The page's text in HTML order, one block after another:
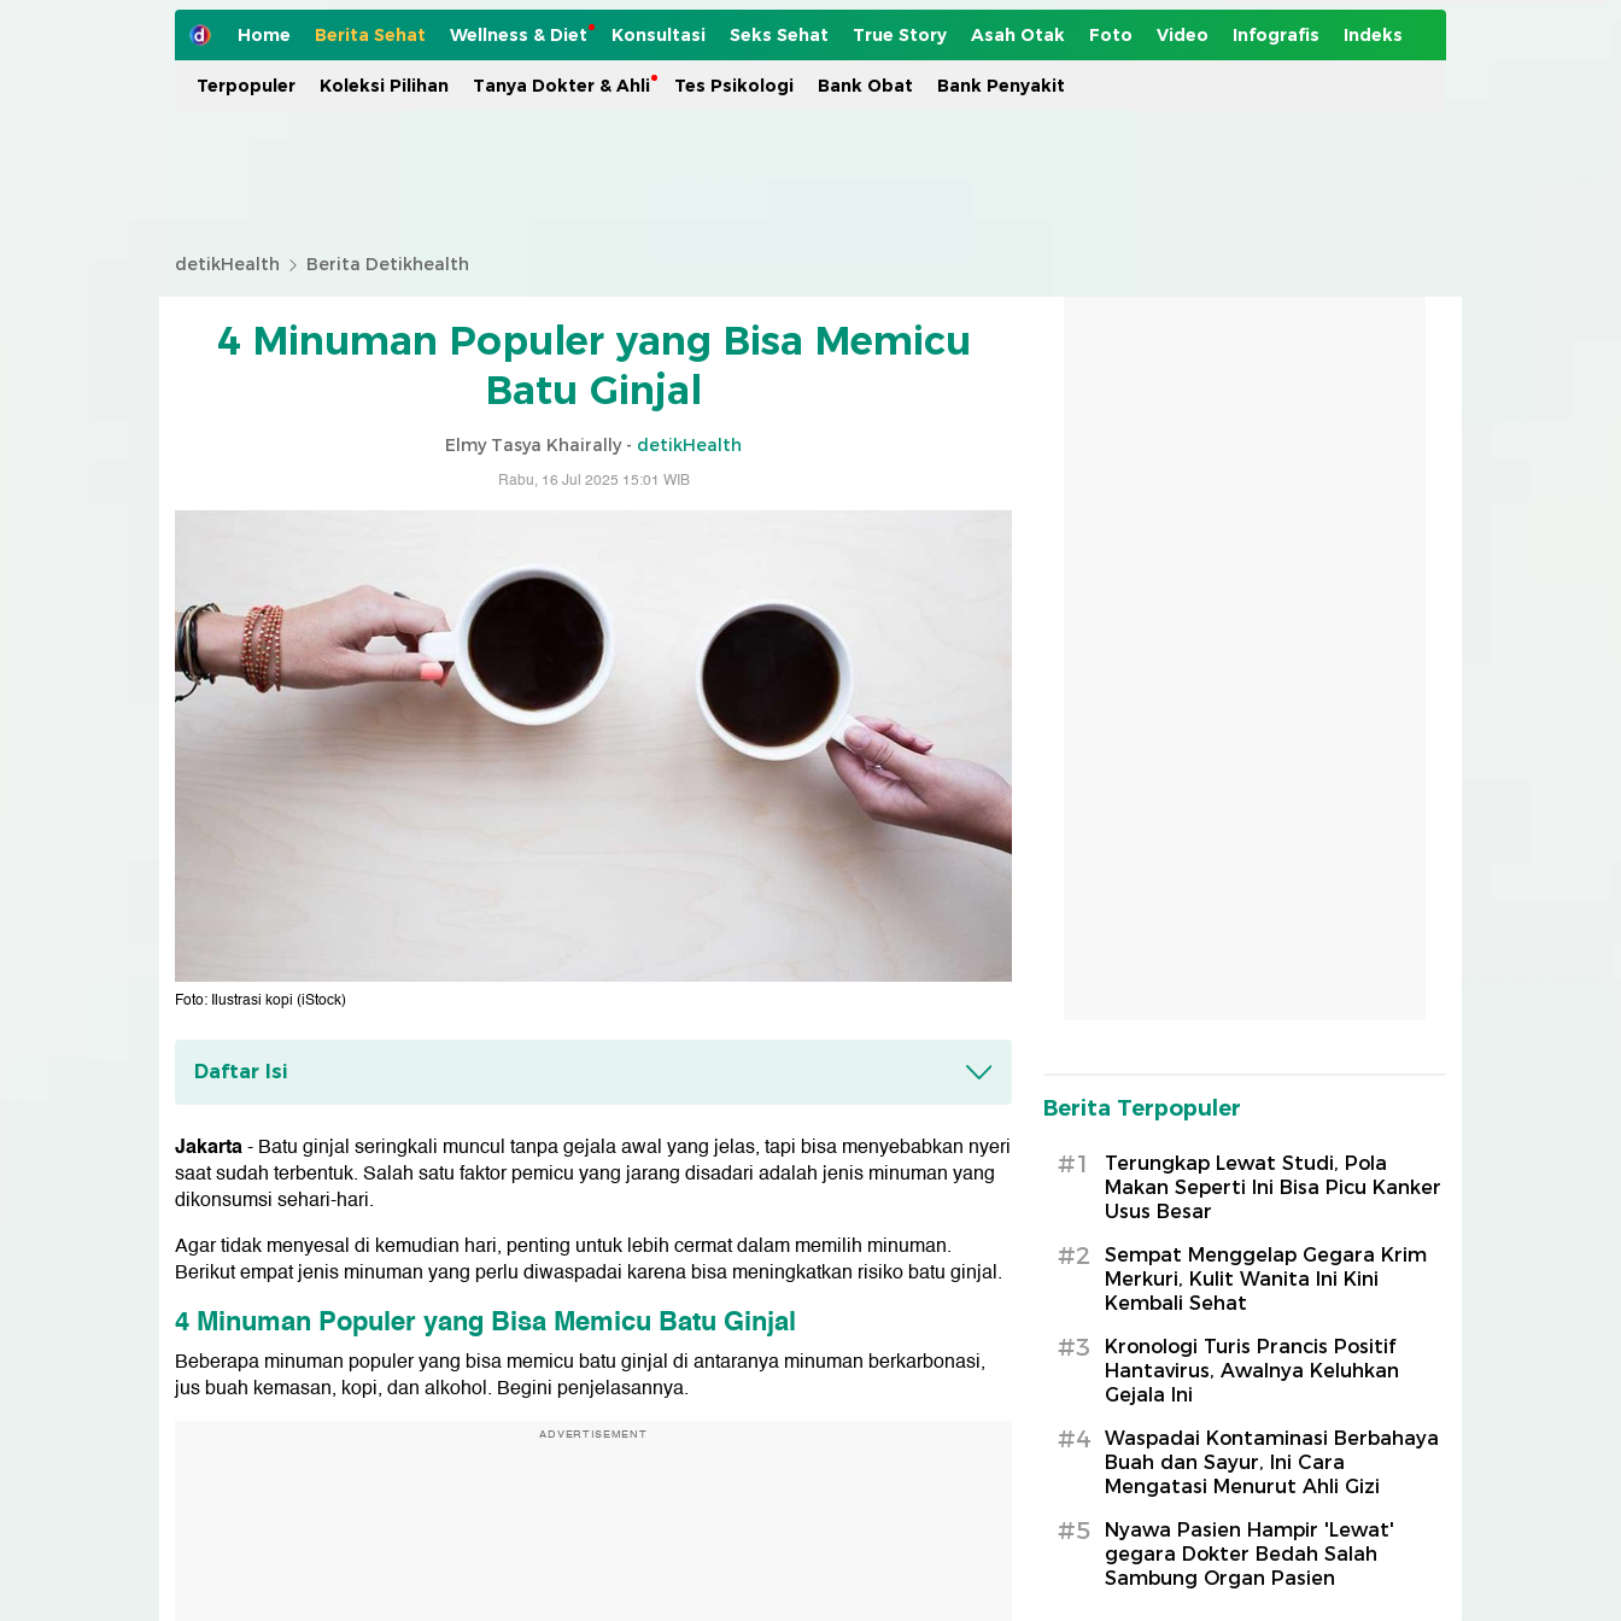
Home Berita Sehat Wellness & Diet Konsultasi Seks Sehat True Story Asah Otak Foto Video Infografis Indeks
Terpopuler Koleksi Pilihan Tanya Dokter & Ahli Tes Psikologi Bank Obat Bank Penyakit
detikHealth Berita Detikhealth
4 Minuman Populer yang Bisa Memicu
Batu Ginjal
Elmy Tasya Khairally - detikHealth
Rabu, 16 Jul 2025 15:01 WIB
Foto: Ilustrasi kopi (iStock)
Daftar Isi
4 Minuman Populer yang Bisa Memicu Batu Ginjal
1. Minuman Berkarbonasi
2. Jus Buah Kemasan
3. Kopi
4. Alkohol
Cara Mencegah Batu Ginjal
1. Minum Cukup Air Putih
3. Konsumsi Makanan Kaya Kalsium
4. Batasi Konsumsi Protein Hewani
Jakarta-Batu ginjal seringkali muncul tanpa gejala awal yang jelas, tapi bisa menyebabkan nyeri
saat sudah terbentuk. Salah satu faktor pemicu yang jarang disadari adalah jenis minuman yang
dikonsumsi sehari-hari.
Agar tidak menyesal di kemudian hari, penting untuk lebih cermat dalam memilih minuman.
Berikut empat jenis minuman yang perlu diwaspadai karena bisa meningkatkan risiko batu ginjal.
4 Minuman Populer yang Bisa Memicu Batu Ginjal
Beberapa minuman populer yang bisa memicu batu ginjal di antaranya minuman berkarbonasi,
jus buah kemasan, kopi, dan alkohol. Begini penjelasannya.
ADVERTISEMENT
Berita Terpopuler
#1
Terungkap Lewat Studi, Pola
Makan Seperti Ini Bisa Picu Kanker
Usus Besar
#2
Sempat Menggelap Gegara Krim
Merkuri, Kulit Wanita Ini Kini
Kembali Sehat
#3
Kronologi Turis Prancis Positif
Hantavirus, Awalnya Keluhkan
Gejala Ini
#4
Waspadai Kontaminasi Berbahaya
Buah dan Sayur, Ini Cara
Mengatasi Menurut Ahli Gizi
#5
Nyawa Pasien Hampir 'Lewat'
gegara Dokter Bedah Salah
Sambung Organ Pasien